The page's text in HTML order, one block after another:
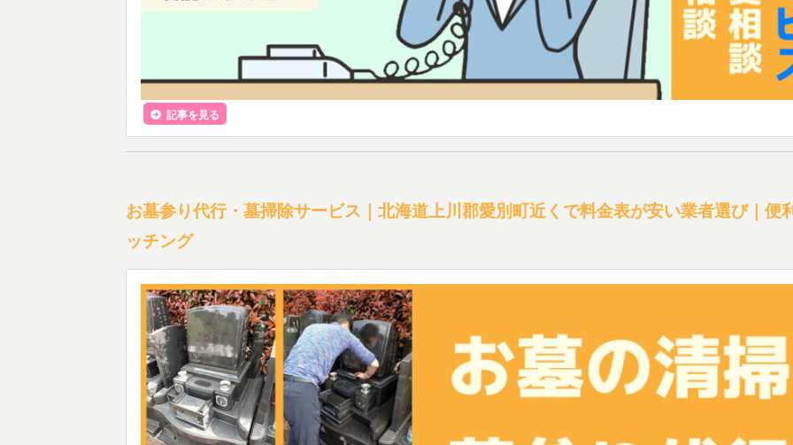
記事を見る
お墓参り代行・墓掃除サービス｜北海道上川郡愛別町近くで料金表が安い業者選び｜便
ッチング